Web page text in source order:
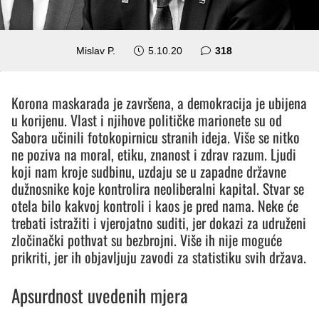
Mislav P. 5.10.20 318komentara
Korona maskarada je završena, a demokracija je ubijena
u korijenu. Vlast i njihove političke marionete su od
Sabora učinili fotokopirnicu stranih ideja. Više se nitko
ne poziva na moral, etiku, znanost i zdrav razum. Ljudi
koji nam kroje sudbinu, uzdaju se u zapadne državne
dužnosnike koje kontrolira neoliberalni kapital. Stvar se
otela bilo kakvoj kontroli i kaos je pred nama. Neke će
trebati istražiti i vjerojatno suditi, jer dokazi za udruženi
zločinački pothvat su bezbrojni. Više ih nije moguće
prikriti, jer ih objavljuju zavodi za statistiku svih država.
Apsurdnost uvedenih mjera